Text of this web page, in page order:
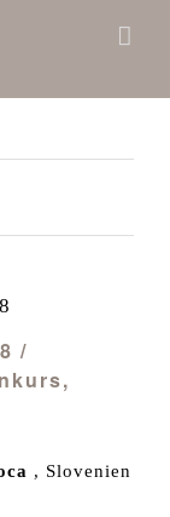
/
, Slovenien